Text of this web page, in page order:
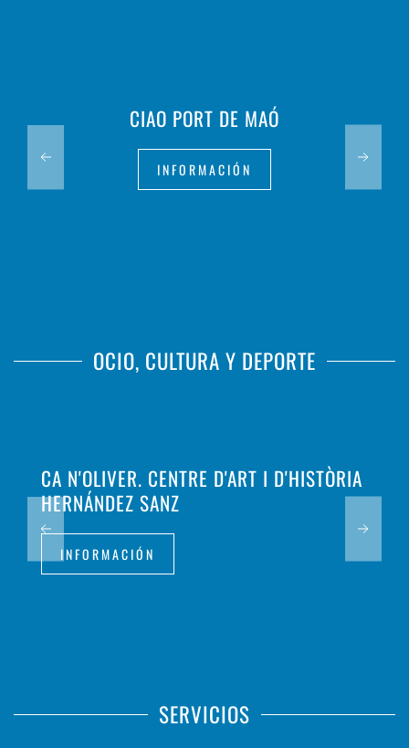
CIAO PORT DE MAÓ
INFORMACIÓN
OCIO, CULTURA Y DEPORTE
CA N'OLIVER. CENTRE D'ART I D'HISTÒRIA
HERNÁNDEZ SANZ
INFORMACIÓN
SERVICIOS